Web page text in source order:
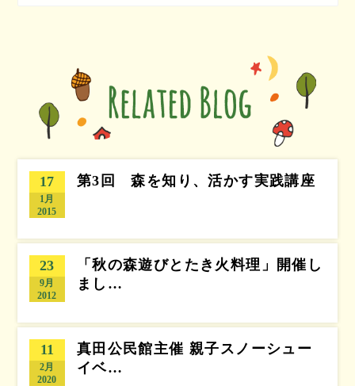
17
1月
2015
第3回 森を知り、活かす実践講座
23
9月
2012
「秋の森遊びとたき火料理」開催し
まし…
11
2月
2020
真田公民館主催 親子スノーシュー
イベ…